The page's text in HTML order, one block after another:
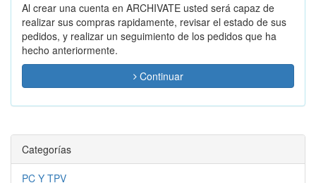
Al crear una cuenta en ARCHIVATE usted será capaz de
realizar sus compras rapidamente, revisar el estado de sus
pedidos, y realizar un seguimiento de los pedidos que ha
hecho anteriormente.
Continuar
Categorías
PC Y TPV